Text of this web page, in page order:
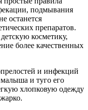
подмывания
останется
препаратов.
косметику,
более качественных
и инфекций
и туго его
хлопковую одежду